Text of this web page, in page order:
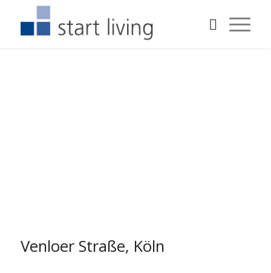
Venloer Straße, Köln